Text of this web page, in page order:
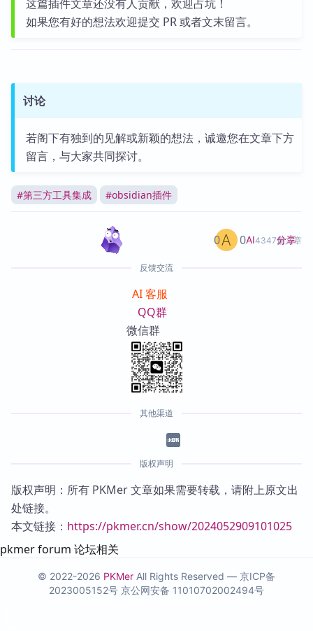
这篇插件文章还没有人贡献，欢迎占坑！
如果您有好的想法欢迎提交 PR 或者文末留言。
讨论
若阁下有独到的见解或新颖的想法，诚邀您在文章下方
留言，与大家共同探讨。
#第三方工具集成 #obsidian插件
AI4347篇文章
0 0 分享
反馈交流
AI 客服
QQ群
微信群
其他渠道
版权声明
版权声明：所有 PKMer 文章如果需要转载，请附上原文出
处链接。
本文链接： https://pkmer.cn/show/2024052909101025
pkmer forum 论坛相关
© 2022-2026 PKMer All Rights Reserved — 京ICP备
2023005152号 京公网安备 11010702002494号